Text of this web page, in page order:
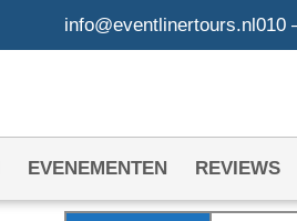
info@eventlinertours.nl010
EVENEMENTEN REVIEWS